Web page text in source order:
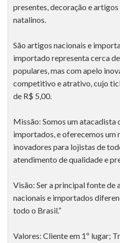
presentes, decoração e
natalinos.
São artigos nacionais e
importado representa cerca
populares, mas com apelo
competitivo e atrativo, cujo
de R$ 5,00.
Missão: Somos um atacadista
importados, e oferecemos um
inovadores para lojistas de
atendimento de qualidade e
Visão: Ser a principal fonte
nacionais e importados
todo o Brasil.”
Valores: Cliente em 1º lugar;